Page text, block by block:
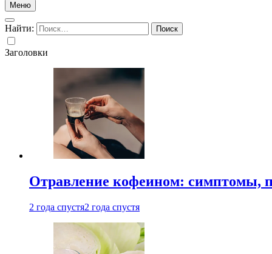
Меню
Найти:
Заголовки
Отравление кофеином: симптомы,
2 года спустя2 года спустя